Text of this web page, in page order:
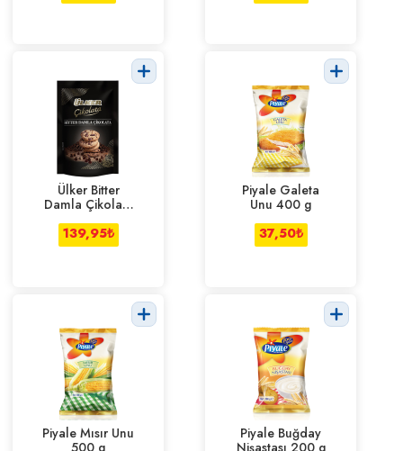
Ülker Bitter
Damla Çikolata
120 g
139,95₺
Piyale Galeta
Unu 400 g
37,50₺
Piyale Mısır Unu
500 g
Piyale Buğday
Nişastası 200 g